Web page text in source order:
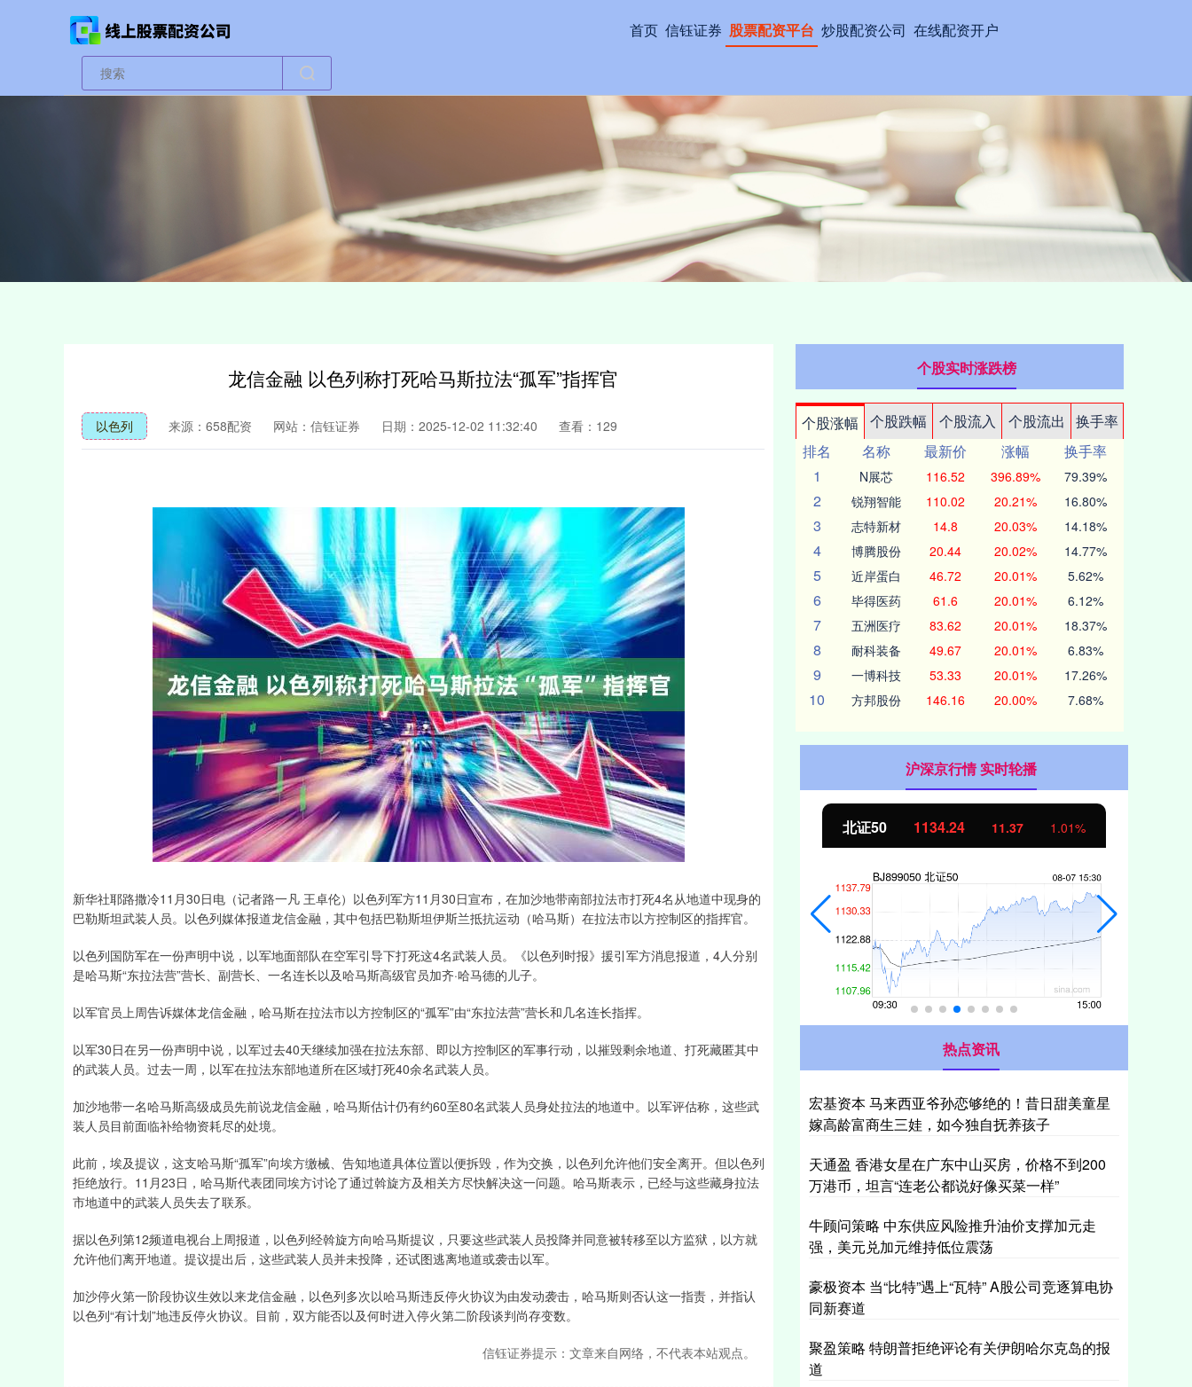
首页 信钰证券 股票配资平台 炒股配资公司 在线配资开户
龙信金融 以色列称打死哈马斯拉法“孤军”指挥官
以色列 来源：658配资 网站：信钰证券 日期：2025-12-02 11:32:40 查看：129
新华社耶路撒冷11月30日电（记者路一凡 王卓伦）以色列军方11月30日宣布，在加沙地带南部拉法市打死4名从地道中现身的
巴勒斯坦武装人员。以色列媒体报道龙信金融，其中包括巴勒斯坦伊斯兰抵抗运动（哈马斯）在拉法市以方控制区的指挥官。
以色列国防军在一份声明中说，以军地面部队在空军引导下打死这4名武装人员。《以色列时报》援引军方消息报道，4人分别
是哈马斯“东拉法营”营长、副营长、一名连长以及哈马斯高级官员加齐·哈马德的儿子。
以军官员上周告诉媒体龙信金融，哈马斯在拉法市以方控制区的“孤军”由“东拉法营”营长和几名连长指挥。
以军30日在另一份声明中说，以军过去40天继续加强在拉法东部、即以方控制区的军事行动，以摧毁剩余地道、打死藏匿其中
的武装人员。过去一周，以军在拉法东部地道所在区域打死40余名武装人员。
加沙地带一名哈马斯高级成员先前说龙信金融，哈马斯估计仍有约60至80名武装人员身处拉法的地道中。以军评估称，这些武
装人员目前面临补给物资耗尽的处境。
此前，埃及提议，这支哈马斯“孤军”向埃方缴械、告知地道具体位置以便拆毁，作为交换，以色列允许他们安全离开。但以色列
拒绝放行。11月23日，哈马斯代表团同埃方讨论了通过斡旋方及相关方尽快解决这一问题。哈马斯表示，已经与这些藏身拉法
市地道中的武装人员失去了联系。
据以色列第12频道电视台上周报道，以色列经斡旋方向哈马斯提议，只要这些武装人员投降并同意被转移至以方监狱，以方就
允许他们离开地道。提议提出后，这些武装人员并未投降，还试图逃离地道或袭击以军。
加沙停火第一阶段协议生效以来龙信金融，以色列多次以哈马斯违反停火协议为由发动袭击，哈马斯则否认这一指责，并指认
以色列“有计划”地违反停火协议。目前，双方能否以及何时进入停火第二阶段谈判尚存变数。
信钰证券提示：文章来自网络，不代表本站观点。
个股实时涨跌榜
个股涨幅 个股跌幅 个股流入 个股流出
换手率
排名
名称 最新价 涨幅
换手率
1
N展芯 116.52 396.89% 79.39%
2 锐翔智能 110.02 20.21% 16.80%
3 志特新材 14.8 20.03% 14.18%
4 博腾股份 20.44 20.02% 14.77%
5 近岸蛋白 46.72 20.01% 5.62%
6 毕得医药 61.6 20.01% 6.12%
7 五洲医疗 83.62 20.01% 18.37%
8 耐科装备 49.67 20.01% 6.83%
9 一博科技 53.33 20.01% 17.26%
10 方邦股份 146.16 20.00% 7.68%
沪深京行情 实时轮播
深证成指 14311.01 200.89 1.42% 沪深300 4694.44 43.13 北证50 1134.24 11.37 1.01%
热点资讯
宏基资本 马来西亚爷孙恋够绝的！昔日甜美童星
嫁高龄富商生三娃，如今独自抚养孩子
天通盈 香港女星在广东中山买房，价格不到200
万港币，坦言“连老公都说好像买菜一样”
牛顾问策略 中东供应风险推升油价支撑加元走
强，美元兑加元维持低位震荡
豪极资本 当“比特”遇上“瓦特” A股公司竞逐算电协
同新赛道
聚盈策略 特朗普拒绝评论有关伊朗哈尔克岛的报
道